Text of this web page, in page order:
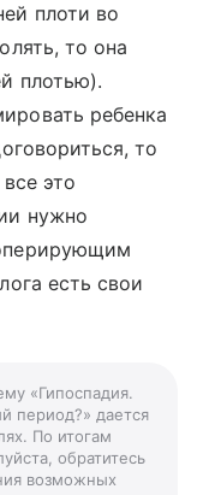
плоти во
то она
плотью).
ребенка
то
это
нужно
есть свои
«Гипоспадия.
период?» дается
По итогам
обратитесь
возможных